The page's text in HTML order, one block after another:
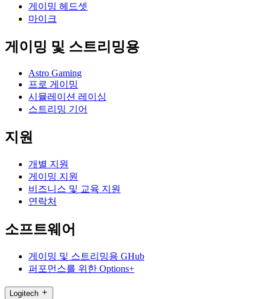
게이밍 헤드셋
마이크
게이밍 및 스트리밍용
Astro Gaming
프로 게이밍
시뮬레이션 레이싱
스트리밍 기어
지원
개별 지원
게이밍 지원
비즈니스 및 교육 지원
연락처
소프트웨어
게이밍 및 스트리밍용 GHub
퍼포먼스를 위한 Options+
Logitech